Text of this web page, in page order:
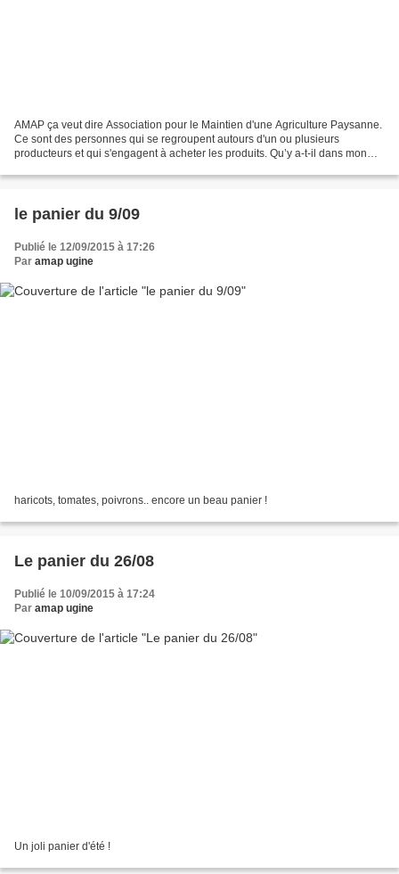
AMAP ça veut dire Association pour le Maintien d'une Agriculture Paysanne.
Ce sont des personnes qui se regroupent autours d'un ou plusieurs
producteurs et qui s'engagent à acheter les produits. Qu’y a-t-il dans mon
le panier du 9/09
Publié le 12/09/2015 à 17:26
Par amap ugine
haricots, tomates, poivrons.. encore un beau panier !
Le panier du 26/08
Publié le 10/09/2015 à 17:24
Par amap ugine
Un joli panier d'été !